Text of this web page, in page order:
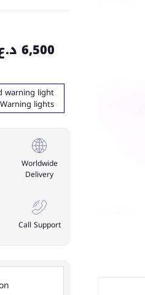
6,500 د.ع
warning light
Warning lights
Worldwide
Delivery
Call Support